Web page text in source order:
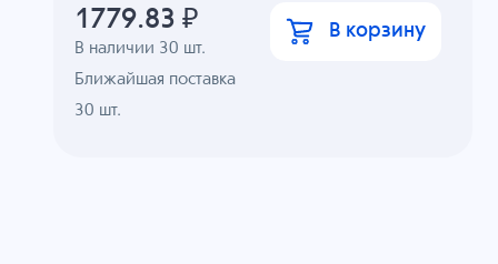
В наличии 30 шт.
Ближайшая поставка
30 шт.
1779.83 ₽ В корзину